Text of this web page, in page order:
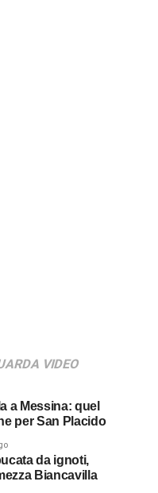
VIDEO
a Messina: quel
per San Placido
da ignoti,
Biancavilla